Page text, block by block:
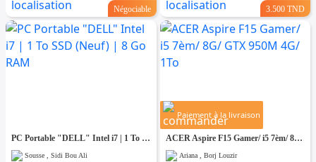
Négociable 3.500 TND
PC Portable "DELL" Intel i7 | 1 To SSD (Neuf) | 8 Go RAM
Sousse , Sidi Bou Ali
Paiement à la livraison
ACER Aspire F15 Gamer/ i5 7èm/ 8G/ GTX 950M 4G/ 1To
Ariana , Borj Louzir